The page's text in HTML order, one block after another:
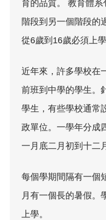
育的品質。 教育體
階段到另一個階段的
從6歲到16歲必須上學
近年來，許多學校在
前班到中學的學生。
學生，有些學校通常
政單位。一學年分成
一月底二月初到十二
每個學期間隔有一個
月有一個長的暑假。
上學。